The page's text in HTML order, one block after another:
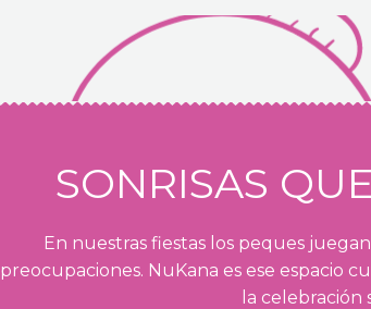
SONRISAS
En nuestras fiestas los peques
preocupaciones. NuKana es ese espacio
la celebración